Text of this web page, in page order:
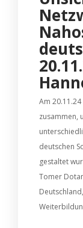
Am
zusammen,
deutschen
gestaltet
Tomer